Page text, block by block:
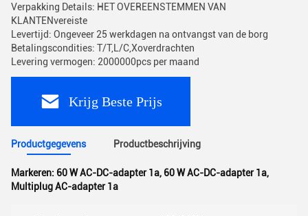
Verpakking Details: HET OVEREENSTEMMEN VAN
KLANTENvereiste
Levertijd: Ongeveer 25 werkdagen na ontvangst van de borg
Betalingscondities: T/T,L/C,Xoverdrachten
Levering vermogen: 2000000pcs per maand
Krijg Beste Prijs
Productgegevens Productbeschrijving
Markeren: 60 W AC-DC-adapter 1a, 60 W AC-DC-adapter 1a,
Multiplug AC-adapter 1a